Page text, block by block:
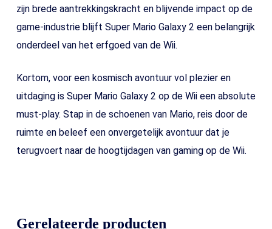
zijn brede aantrekkingskracht en blijvende impact op de
game-industrie blijft Super Mario Galaxy 2 een belangrijk
onderdeel van het erfgoed van de Wii.
Kortom, voor een kosmisch avontuur vol plezier en
uitdaging is Super Mario Galaxy 2 op de Wii een absolute
must-play. Stap in de schoenen van Mario, reis door de
ruimte en beleef een onvergetelijk avontuur dat je
terugvoert naar de hoogtijdagen van gaming op de Wii.
Gerelateerde producten